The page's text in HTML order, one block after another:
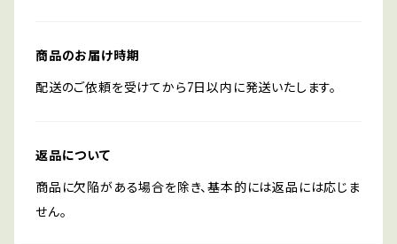
商品のお届け時期
配送のご依頼を受けてから7日以内に発送いたします。
返品について
商品に欠陥がある場合を除き、基本的には返品には応じま
せん。